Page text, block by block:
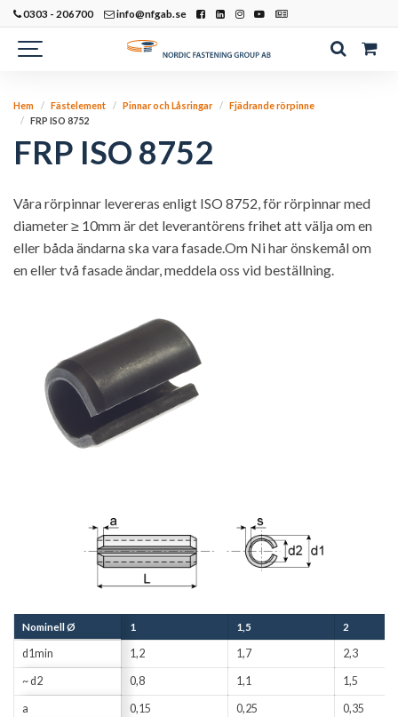
0303 - 206700 info@nfgab.se
Hem Fästelement Pinnar och Låsringar
Fjädrande rörpinne
FRP ISO 8752
FRP ISO 8752
Våra rörpinnar levereras enligt ISO 8752, för rörpinnar med
diameter ≥ 10mm är det leverantörens frihet att välja om en
eller båda ändarna ska vara fasade.Om Ni har önskemål om
en eller två fasade ändar, meddela oss vid beställning.
Nominell Ø 1 1,5 2
d1min 1,2 1,7 2,3
~ d2 0,8 1,1 1,5
a 0,15 0,25 0,35